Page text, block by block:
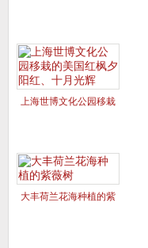
上海世博文化公园移栽
大丰荷兰花海种植的紫